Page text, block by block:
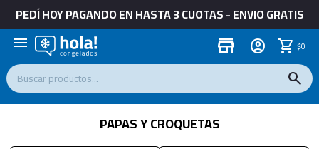
PEDÍ HOY PAGANDO EN HASTA 3 CUOTAS - ENVIO GRATIS
menu store $0
PAPAS Y CROQUETAS